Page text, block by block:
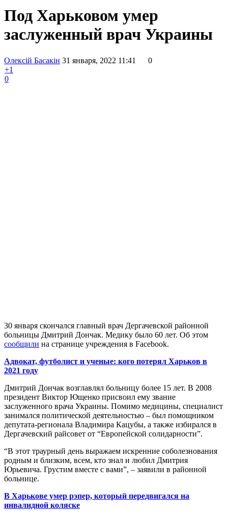
Под Харьковом умер
заслуженный врач Украины
Олексій Басакін 31 января, 2022 11:41
0
+1
0
30 января скончался главный врач Дергачевской районной
больницы Дмитрий Дончак. Медику было 60 лет. Об этом
сообщили на странице учреждения в Facebook.
Адвокат, футболист и ученые: кого потерял Харьков в
2021 году
Дмитрий Дончак возглавлял больницу более 15 лет. В 2008
президент Виктор Ющенко присвоил ему звание
заслуженного врача Украины. Помимо медицины, специалист
занимался политической деятельностью – был помощником
депутата-регионала Владимира Кацубы, а также избирался в
Дергачевский райсовет от “Европейской солидарности”.
“В этот траурный день выражаем искренние соболезнования
родным и близким, всем, кто знал и любил Дмитрия
Юрьевича. Грустим вместе с вами”, – заявили в районной
больнице.
В Харькове умер рэпер, который передвигался на
инвалидной коляске